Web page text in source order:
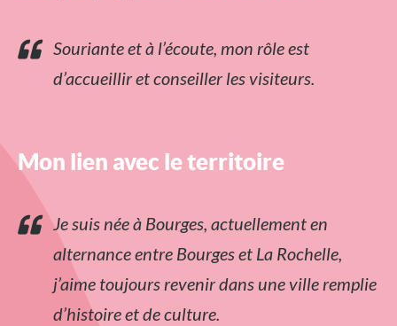
Souriante et à l’écoute, mon rôle est
d’accueillir et conseiller les visiteurs.
Mon lien avec le territoire
Je suis née à Bourges, actuellement en
alternance entre Bourges et La Rochelle,
j’aime toujours revenir dans une ville remplie
d’histoire et de culture.